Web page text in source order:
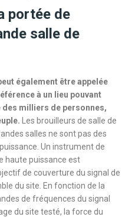
portée de
salle de
également être appelée
à un lieu pouvant
milliers de personnes,
Les brouilleurs de salle de
salles ne sont pas des
Un instrument de
haute puissance est
de couverture du signal de
du site. En fonction de la
de fréquences du signal
du site testé, la force du